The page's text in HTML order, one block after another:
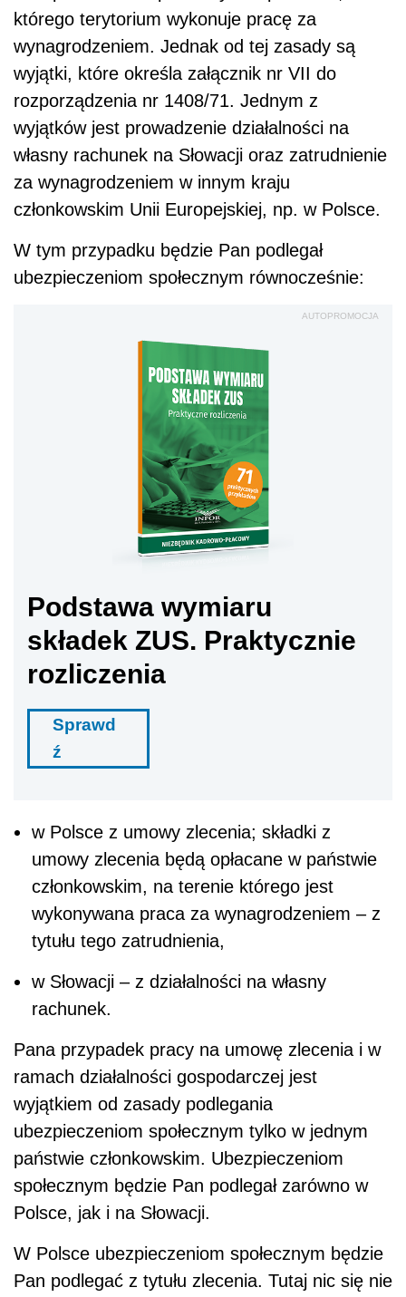
którego terytorium wykonuje pracę za
wynagrodzeniem. Jednak od tej zasady są
wyjątki, które określa załącznik nr VII do
rozporządzenia nr 1408/71. Jednym z
wyjątków jest prowadzenie działalności na
własny rachunek na Słowacji oraz zatrudnienie
za wynagrodzeniem w innym kraju
członkowskim Unii Europejskiej, np. w Polsce.
W tym przypadku będzie Pan podlegał
ubezpieczeniom społecznym równocześnie:
AUTOPROMOCJA
Podstawa wymiaru
składek ZUS. Praktycznie
rozliczenia
Sprawd
ź
w Polsce z umowy zlecenia; składki z
umowy zlecenia będą opłacane w państwie
członkowskim, na terenie którego jest
wykonywana praca za wynagrodzeniem – z
tytułu tego zatrudnienia,
w Słowacji – z działalności na własny
rachunek.
Pana przypadek pracy na umowę zlecenia i w
ramach działalności gospodarczej jest
wyjątkiem od zasady podlegania
ubezpieczeniom społecznym tylko w jednym
państwie członkowskim. Ubezpieczeniom
społecznym będzie Pan podlegał zarówno w
Polsce, jak i na Słowacji.
W Polsce ubezpieczeniom społecznym będzie
Pan podlegać z tytułu zlecenia. Tutaj nic się nie